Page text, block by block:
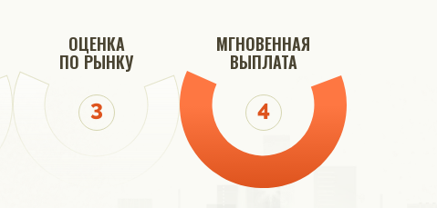
ОЦЕНКА
ПО РЫНКУ
МГНОВЕННАЯ
ВЫПЛАТА